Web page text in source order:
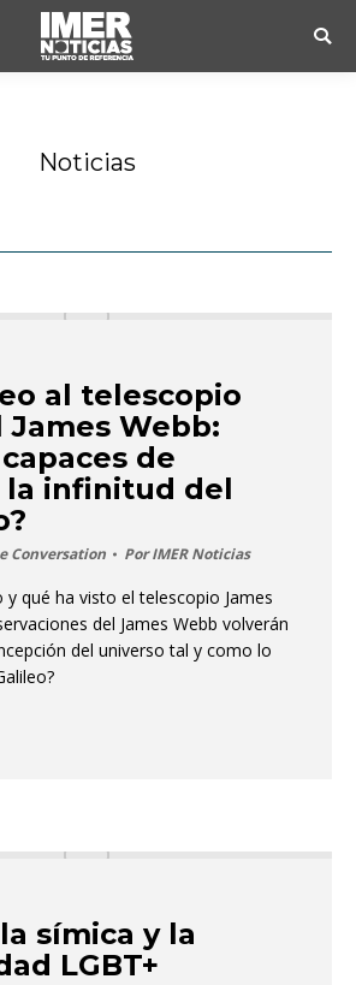
Noticias
al telescopio
James Webb:
de
la infinitud del
Conversation PorIMER Noticias
y qué ha visto el telescopio James
del James Webb volverán
del universo tal y como lo
símica y la
LGBT+